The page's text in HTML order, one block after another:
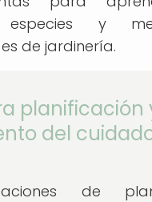
especies y
de jardinería.
planificación
del
de